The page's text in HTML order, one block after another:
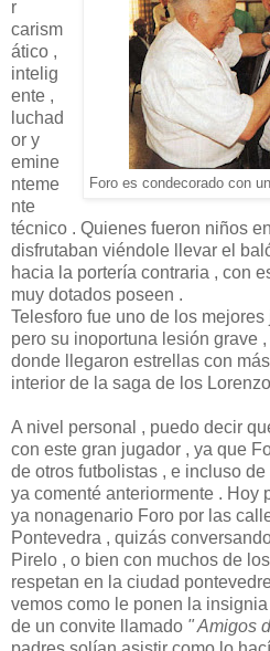
Foro es condecorado con
r
carism
ático ,
intelig
ente ,
luchad
or y
emine
nteme
nte
técnico . Quienes fueron niños
disfrutaban viéndole llevar el
hacia la portería contraria , con
muy dotados poseen .
Telesforo fue uno de los
pero su inoportuna lesión grave
donde llegaron estrellas con
interior de la saga de los
A nivel personal , puedo decir
con este gran jugador , ya que
de otros futbolistas , e incluso
ya comenté anteriormente . Hoy
ya nonagenario Foro por las
Pontevedra , quizás
Pirelo , o bien con muchos de
respetan en la ciudad
vemos como le ponen la
de un convite llamado " Amigos